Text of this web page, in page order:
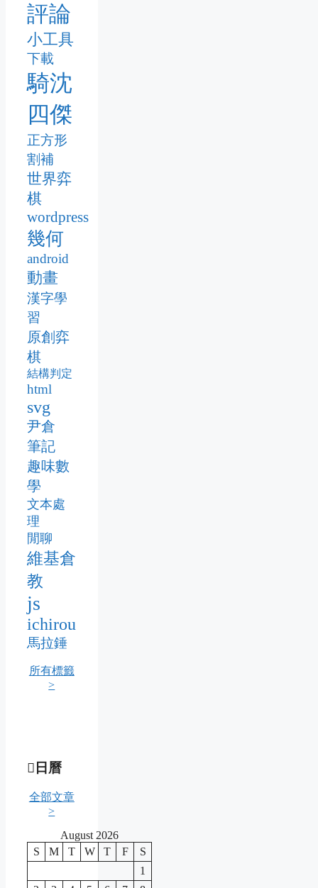
評論
小工具
下載
騎沈
四傑
正方形
割補
世界弈
棋
wordpress
幾何
android
動畫
漢字學
習
原創弈
棋
結構判定
html
svg
尹倉
筆記
趣味數
學
文本處
理
閒聊
維基倉
教
js
ichirou
馬拉錘
所有標籤
>
日曆
全部文章
>
August 2026
S
M T W T F
S
1